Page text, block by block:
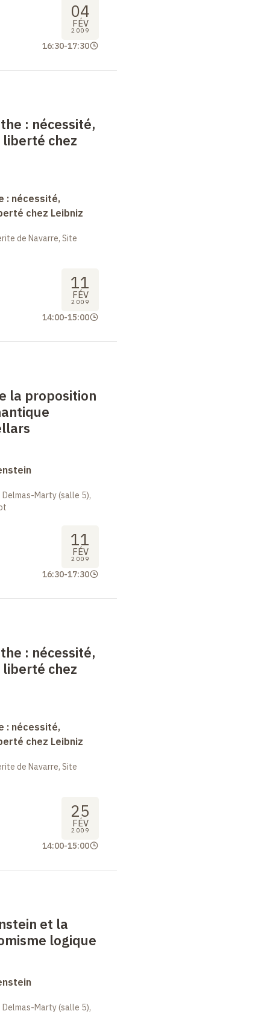
04
FÉV
2009
16:30-17:30
: nécessité,
chez
: nécessité,
chez Leibniz
de Navarre, Site
11
FÉV
2009
14:00-15:00
la proposition
Marty (salle 5),
11
FÉV
2009
16:30-17:30
: nécessité,
chez
: nécessité,
chez Leibniz
de Navarre, Site
25
FÉV
2009
14:00-15:00
et la
logique
Marty (salle 5),